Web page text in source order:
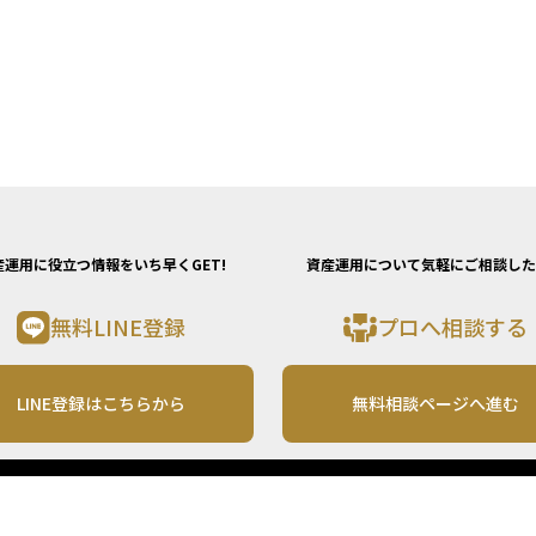
運用に役立つ情報をいち早くGET!
無料LINE登録
LINE登録はこちらから
資産運用について気軽にご相談し
プロへ相談する
無料相談ページへ進む